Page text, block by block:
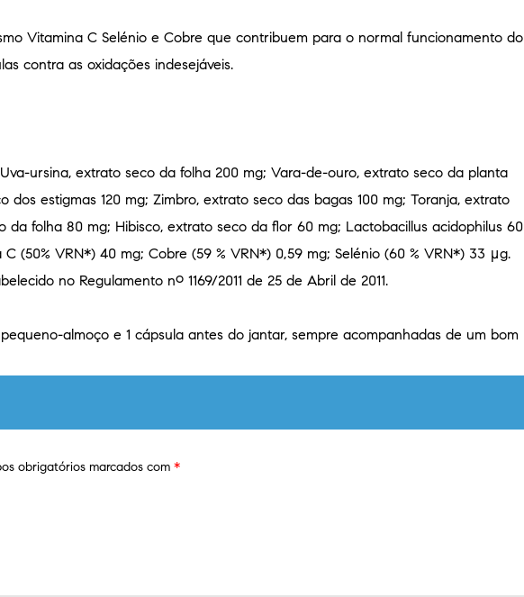
Vitamina C Selénio e Cobre que contribuem para o normal funcionamento do
contra as oxidações indesejáveis.
ursina, extrato seco da folha 200 mg; Vara-de-ouro, extrato seco da planta
dos estigmas 120 mg; Zimbro, extrato seco das bagas 100 mg; Toranja, extrato
da folha 80 mg; Hibisco, extrato seco da flor 60 mg; Lactobacillus acidophilus 60
(50% VRN*) 40 mg; Cobre (59 % VRN*) 0,59 mg; Selénio (60 % VRN*) 33 μg.
no Regulamento nº 1169/2011 de 25 de Abril de 2011.
almoço e 1 cápsula antes do jantar, sempre acompanhadas de um bom
obrigatórios marcados com *